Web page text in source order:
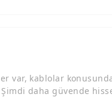
var, kablolar
daha güvende